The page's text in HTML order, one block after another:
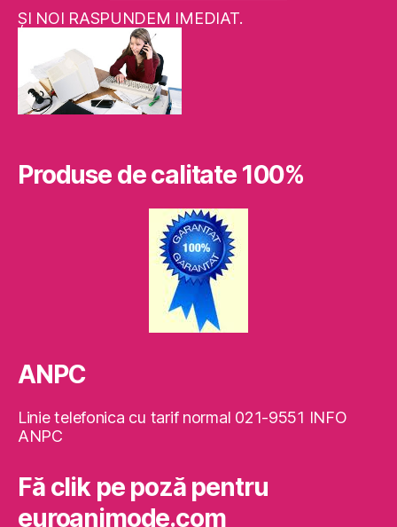
ŞI NOI RASPUNDEM IMEDIAT.
Produse de calitate 100%
ANPC
Linie telefonica cu tarif normal 021-9551 INFO
ANPC
Fă clik pe poză pentru
euroanimode.com